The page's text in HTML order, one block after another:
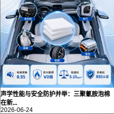
声学性能与安全防护并举：三聚氰胺泡棉
在新...
2026-06-24